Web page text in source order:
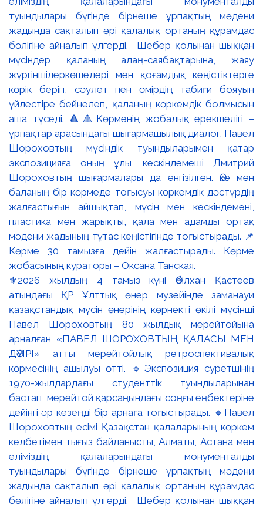
⚜️2026 жылдың 4 тамыз күні Әбілхан Қастеев
атындағы ҚР Ұлттық өнер музейінде заманауи
қазақстандық мүсін өнерінің көрнекті өкілі мүсінші
Павел Шороховтың 80 жылдық мерейтойына
арналған «ПАВЕЛ ШОРОХОВТЫҢ ҚАЛАСЫ МЕН
ДӘУІРІ» атты мерейтойлық ретроспективалық
көрмесінің ашылуы өтті. 🔹Экспозиция суретшінің
1970-жылдардағы студенттік туындыларынан
бастап, мерейтой қарсаңындағы соңғы еңбектеріне
дейінгі әр кезеңді бір арнаға тоғыстырады. 🔸Павел
Шороховтың есімі Қазақстан қалаларының көркем
келбетімен тығыз байланысты, Алматы, Астана мен
еліміздің қалаларындағы монументалды
туындылары бүгінде бірнеше ұрпақтың мәдени
жадында сақталып әрі қалалық ортаның құрамдас
бөлігіне айналып үлгерді. Шебер қолынан шыққан